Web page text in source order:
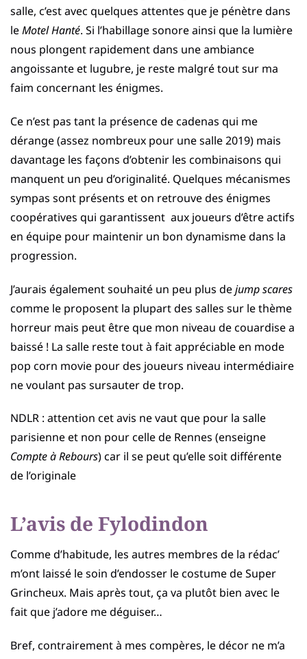
salle, c’est avec quelques attentes que je pénètre dans
leMotel Hanté. Si l’habillage sonore ainsi que la lumière
nous plongent rapidement dans une ambiance
angoissante et lugubre, je reste malgré tout sur ma
faim concernant les énigmes.
Ce n’est pas tant la présence de cadenas qui me
dérange (assez nombreux pour une salle 2019) mais
davantage les façons d’obtenir les combinaisons qui
manquent un peu d’originalité. Quelques mécanismes
sympas sont présents et on retrouve des énigmes
coopératives qui garantissent aux joueurs d’être actifs
en équipe pour maintenir un bon dynamisme dans la
progression.
J’aurais également souhaité un peu plus dejump scares
comme le proposent la plupart des salles sur le thème
horreur mais peut être que mon niveau de couardise a
baissé ! La salle reste tout à fait appréciable en mode
pop corn movie pour des joueurs niveau intermédiaire
ne voulant pas sursauter de trop.
NDLR : attention cet avis ne vaut que pour la salle
parisienne et non pour celle de Rennes (enseigne
Compte à Rebours) car il se peut qu’elle soit différente
de l’originale
L’avis de Fylodindon
Comme d’habitude, les autres membres de la rédac’
m’ont laissé le soin d’endosser le costume de Super
Grincheux. Mais après tout, ça va plutôt bien avec le
fait que j’adore me déguiser…
Bref, contrairement à mes compères, le décor ne m’a